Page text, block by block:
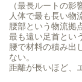
（最長ルートの影
人体で最も長い物
腰部という物流拠
最も遠い足首とい
腰で材料の積み出
ない。
距離が長いほど、